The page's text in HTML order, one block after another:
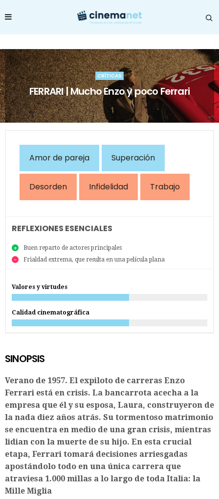
CRÍTICAS
FERRARI | Mucho Enzo y poco Ferrari
Amor de pareja Superación
Desorden Infidelidad Trabajo
REFLEXIONES ESENCIALES
Buen reparto de actores principales
Frialdad extrema, que resulta en una película plana
Valores y virtudes
Calidad cinematográfica
SINOPSIS
Verano de 1957. El expiloto de carreras Enzo
Ferrari está en crisis. La bancarrota acecha a la
empresa que él y su esposa, Laura, construyeron de
la nada diez años atrás. Su tormentoso matrimonio
se encuentra en medio de una gran crisis, mientras
lidian con la muerte de su hijo. En esta crucial
etapa, Ferrari tomará decisiones arriesgadas
apostándolo todo en una única carrera que
atraviesa 1.000 millas a lo largo de toda Italia: la
Mille Miglia